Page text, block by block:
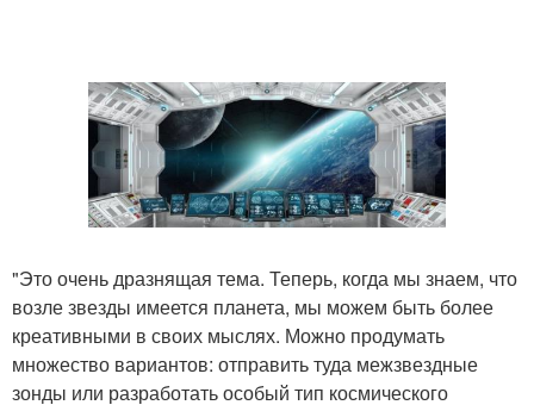
"Это очень дразнящая тема. Теперь, когда мы знаем, что
возле звезды имеется планета, мы можем быть более
креативными в своих мыслях. Можно продумать
множество вариантов: отправить туда межзвездные
зонды или разработать особый тип космического